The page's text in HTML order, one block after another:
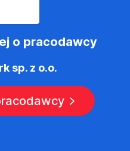
o pracodawcy
sp. z o.o.